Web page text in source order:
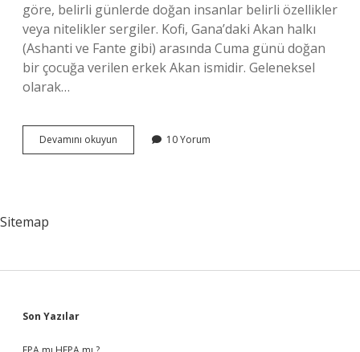
göre, belirli günlerde doğan insanlar belirli özellikler
veya nitelikler sergiler. Kofi, Gana’daki Akan halkı
(Ashanti ve Fante gibi) arasında Cuma günü doğan
bir çocuğa verilen erkek Akan ismidir. Geleneksel
olarak…
Devamını okuyun
Ne
10 Yorum
Sitemap
Sidebar
Son Yazılar